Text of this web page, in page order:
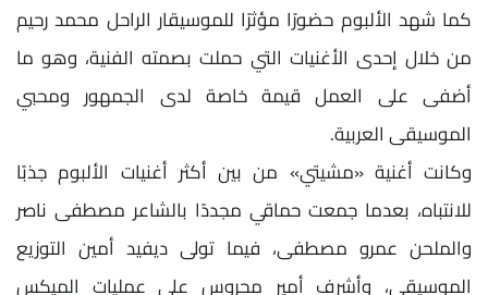
كما شهد الألبوم حضورًا مؤثرًا للموسيقار الراحل محمد رحيم
من خلال إحدى الأغنيات التي حملت بصمته الفنية، وهو ما
أضفى على العمل قيمة خاصة لدى الجمهور ومحبي
الموسيقى العربية.
وكانت أغنية «مشيتي» من بين أكثر أغنيات الألبوم جذبًا
للانتباه، بعدما جمعت حماقي مجددًا بالشاعر مصطفى ناصر
والملحن عمرو مصطفى، فيما تولى ديفيد أمين التوزيع
الموسيقي، وأشرف أمير محروس على عمليات الميكس